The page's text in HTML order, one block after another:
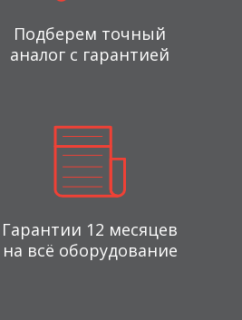
Подберем точный
аналог с гарантией
Гарантии 12 месяцев
на всё оборудование